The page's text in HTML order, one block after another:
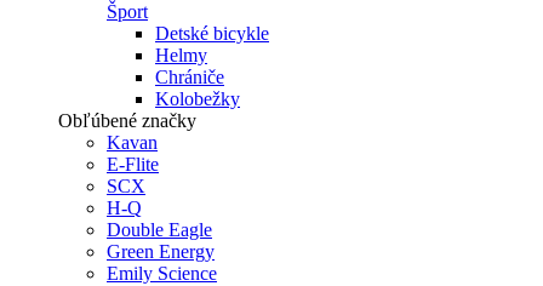
Šport
Detské bicykle
Helmy
Chrániče
Kolobežky
Obľúbené značky
Kavan
E-Flite
SCX
H-Q
Double Eagle
Green Energy
Emily Science